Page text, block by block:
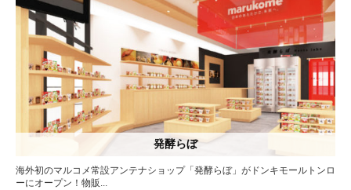
発酵らぼ
海外初のマルコメ常設アンテナショップ「発酵らぼ」がドンキモールトンロ
ーにオープン！物販...